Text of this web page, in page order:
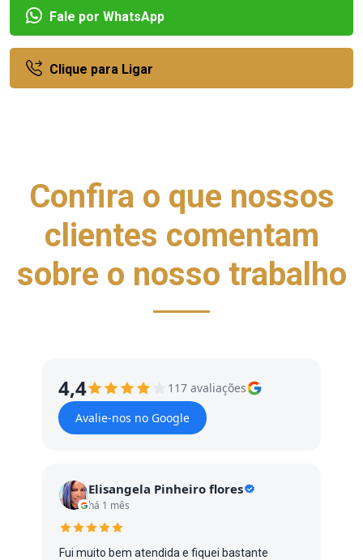
Fale por WhatsApp
Clique para Ligar
Confira o que nossos
clientes comentam
sobre o nosso trabalho
4,4
117 avaliações
Avalie-nos no Google
Elisangela Pinheiro flores
há 1 mês
Fui muito bem atendida e fiquei bastante